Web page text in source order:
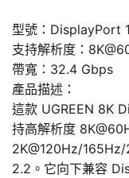
型號：DisplayPort
支持解析度：
帶寬：32.4 Gbps
產品描述：
這款 UGREEN 8K
持高解析度
2K@120Hz/
2.2。它向下兼容